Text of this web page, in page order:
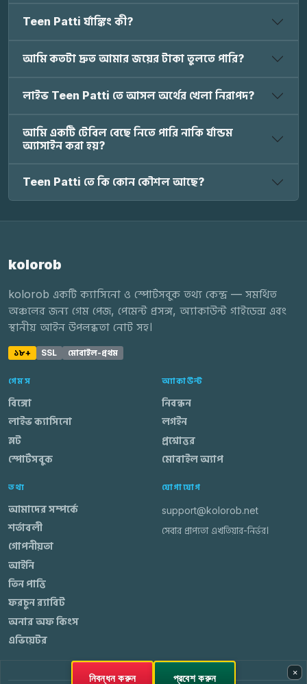
Teen Patti র্যাঙ্কিং কী?
আমি কতটা দ্রুত আমার জয়ের টাকা তুলতে পারি?
লাইভ Teen Patti তে আসল অর্থের খেলা নিরাপদ?
আমি একটি টেবিল বেছে নিতে পারি নাকি র্যান্ডম
অ্যাসাইন করা হয়?
Teen Patti তে কি কোন কৌশল আছে?
kolorob
kolorob একটি ক্যাসিনো ও স্পোর্টসবুক তথ্য কেন্দ্র — সমর্থিত
অঞ্চলের জন্য গেম পেজ, পেমেন্ট প্রসঙ্গ, অ্যাকাউন্ট গাইডেন্স এবং
স্থানীয় আইন উপলব্ধতা নোট সহ।
১৮+ SSL মোবাইল-প্রথম
গেমস
বিঙ্গো
লাইভ ক্যাসিনো
স্লট
স্পোর্টসবুক
অ্যাকাউন্ট
নিবন্ধন
লগইন
প্রশ্নোত্তর
মোবাইল অ্যাপ
তথ্য
আমাদের সম্পর্কে
শর্তাবলী
গোপনীয়তা
আইনি
তিন পাত্তি
ফরচুন র‍্যাবিট
অনার অফ কিংস
এভিয়েটর
যোগাযোগ
support@kolorob.net
সেবার প্রাপ্যতা এখতিয়ার-নির্ভর।
×
নিবন্ধন করুন প্রবেশ করুন